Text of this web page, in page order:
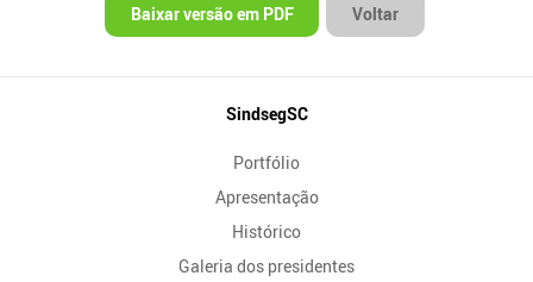
Baixar versão em PDF Voltar
SindsegSC
Portfólio
Apresentação
Histórico
Galeria dos presidentes